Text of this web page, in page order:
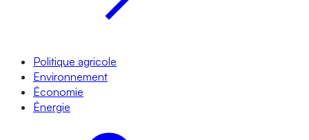
Politique agricole
Environnement
Économie
Énergie